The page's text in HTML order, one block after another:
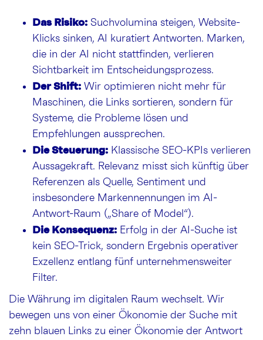
Das Risiko: Suchvolumina steigen, Website-
Klicks sinken, AI kuratiert Antworten. Marken,
die in der AI nicht stattfinden, verlieren
Sichtbarkeit im Entscheidungsprozess.
Der Shift: Wir optimieren nicht mehr für
Maschinen, die Links sortieren, sondern für
Systeme, die Probleme lösen und
Empfehlungen aussprechen.
Die Steuerung: Klassische SEO-KPIs verlieren
Aussagekraft. Relevanz misst sich künftig über
Referenzen als Quelle, Sentiment und
insbesondere Markennennungen im AI-
Antwort-Raum („Share of Model“).
Die Konsequenz: Erfolg in der AI-Suche ist
kein SEO-Trick, sondern Ergebnis operativer
Exzellenz entlang fünf unternehmensweiter
Filter.
Die Währung im digitalen Raum wechselt. Wir
bewegen uns von einer Ökonomie der Suche mit
zehn blauen Links zu einer Ökonomie der Antwort